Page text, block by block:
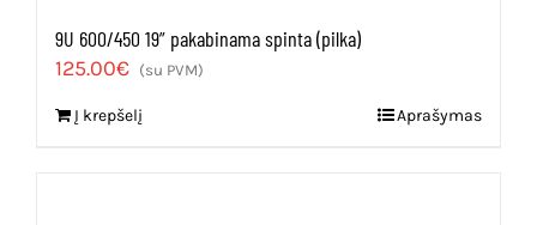
9U 600/450 19” pakabinama spinta (pilka)
125.00€ (su PVM)
Į krepšelį Aprašymas